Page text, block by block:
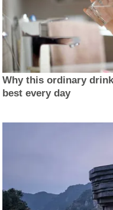
Why this ordinary
best every day